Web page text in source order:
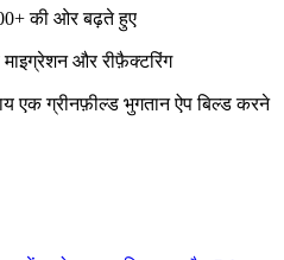
की ओर बढ़ते हुए
और रीफ़ैक्टरिंग
एक ग्रीनफ़ील्ड भुगतान ऐप बिल्ड करने